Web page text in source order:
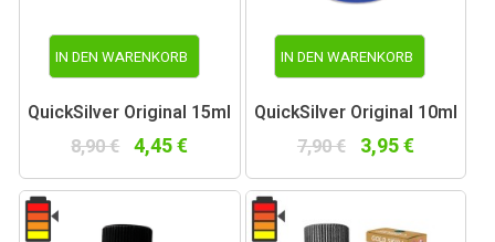
IN DEN WARENKORB
QuickSilver Original 15ml
8,90 € 4,45 €
IN DEN WARENKORB
QuickSilver Original 10ml
7,90 € 3,95 €